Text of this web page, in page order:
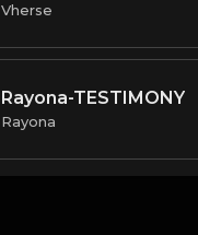
Vherse
Rayona-TESTIMONY
Rayona